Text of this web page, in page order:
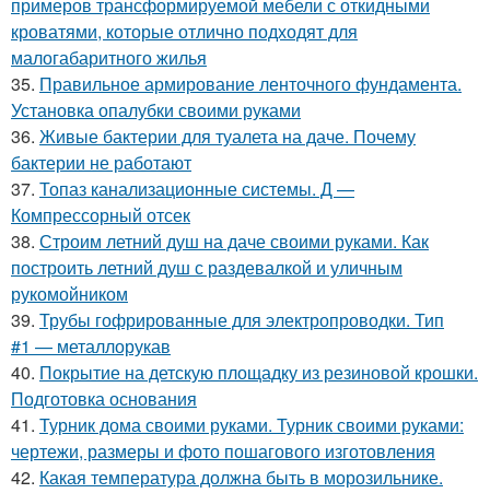
примеров трансформируемой мебели с откидными
кроватями, которые отлично подходят для
малогабаритного жилья
35. Правильное армирование ленточного фундамента.
Установка опалубки своими руками
36. Живые бактерии для туалета на даче. Почему
бактерии не работают
37. Топаз канализационные системы. Д —
Компрессорный отсек
38. Строим летний душ на даче своими руками. Как
построить летний душ с раздевалкой и уличным
рукомойником
39. Трубы гофрированные для электропроводки. Тип
#1 — металлорукав
40. Покрытие на детскую площадку из резиновой крошки.
Подготовка основания
41. Турник дома своими руками. Турник своими руками:
чертежи, размеры и фото пошагового изготовления
42. Какая температура должна быть в морозильнике.